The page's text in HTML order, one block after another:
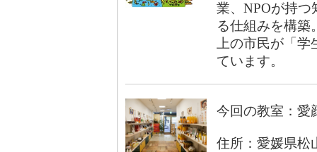
業、NPOが持
る仕組みを構築
上の市民が「
ています。
今回の教室：愛
住所：愛媛県松